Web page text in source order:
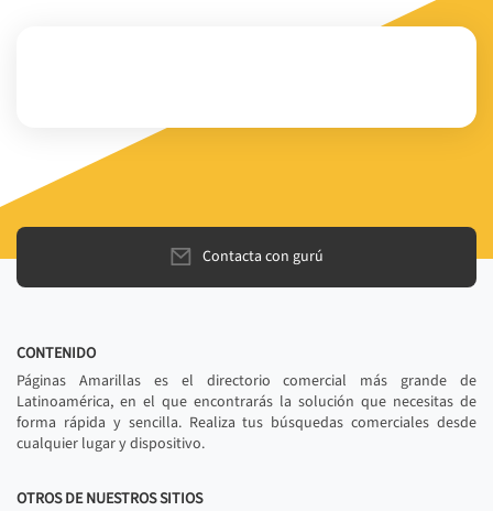
Contacta con gurú
CONTENIDO
Páginas Amarillas es el directorio comercial más grande de
Latinoamérica, en el que encontrarás la solución que necesitas de
forma rápida y sencilla. Realiza tus búsquedas comerciales desde
cualquier lugar y dispositivo.
OTROS DE NUESTROS SITIOS